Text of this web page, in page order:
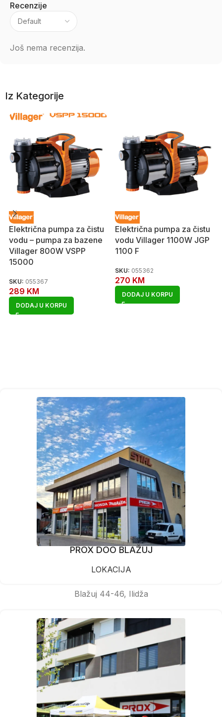
Recenzije
Još nema recenzija.
Iz Kategorije
Električna pumpa za čistu
vodu – pumpa za bazene
Villager 800W VSPP
15000
SKU: 055367
289 KM
DODAJ U KORPU
Električna pumpa za čistu
vodu Villager 1100W JGP
1100 F
SKU: 055362
270 KM
DODAJ U KORPU
PROX DOO BLAŽUJ
LOKACIJA
Blažuj 44-46, Ilidža